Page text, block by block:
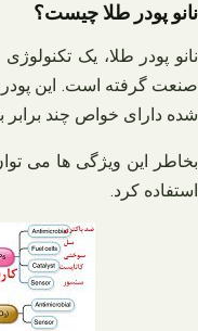
نانو پودر طلا چیست؟
نانو پودر طلا، یک
صنعت گرفته است. این
شده دارای خواص چند برابر
بخاطر این ویژگی ها می
استفاده کرد.